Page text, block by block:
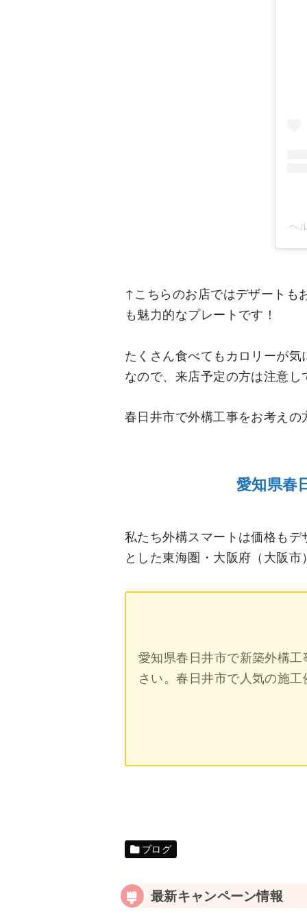
ヘ
↑こちらのお店ではデザートも
も魅力的なプレートです！
たくさん食べてもカロリーが
なので、来店予定の方は注意し
春日井市で外構工事をお考え
愛知県春
私たち外構スマートは価格も
とした東海圏・大阪府（大阪
愛知県春日井市で新築外構
さい。春日井市で人気の施
ブログ
最新キャンペーン情報